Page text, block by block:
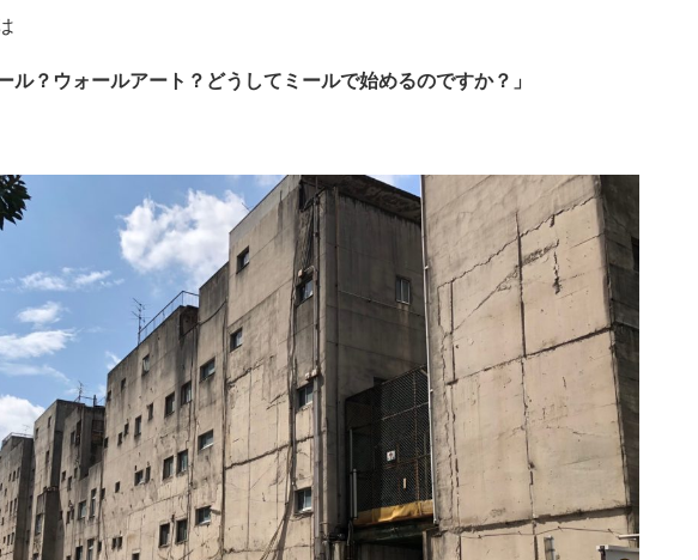
ル？ウォールアート？どうしてミールで始めるのですか？」